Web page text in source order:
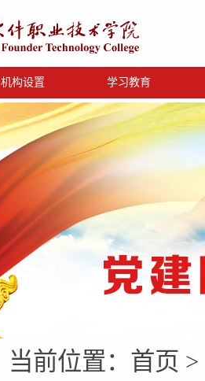
机构设置 学习教育
当前位置： 首页 >